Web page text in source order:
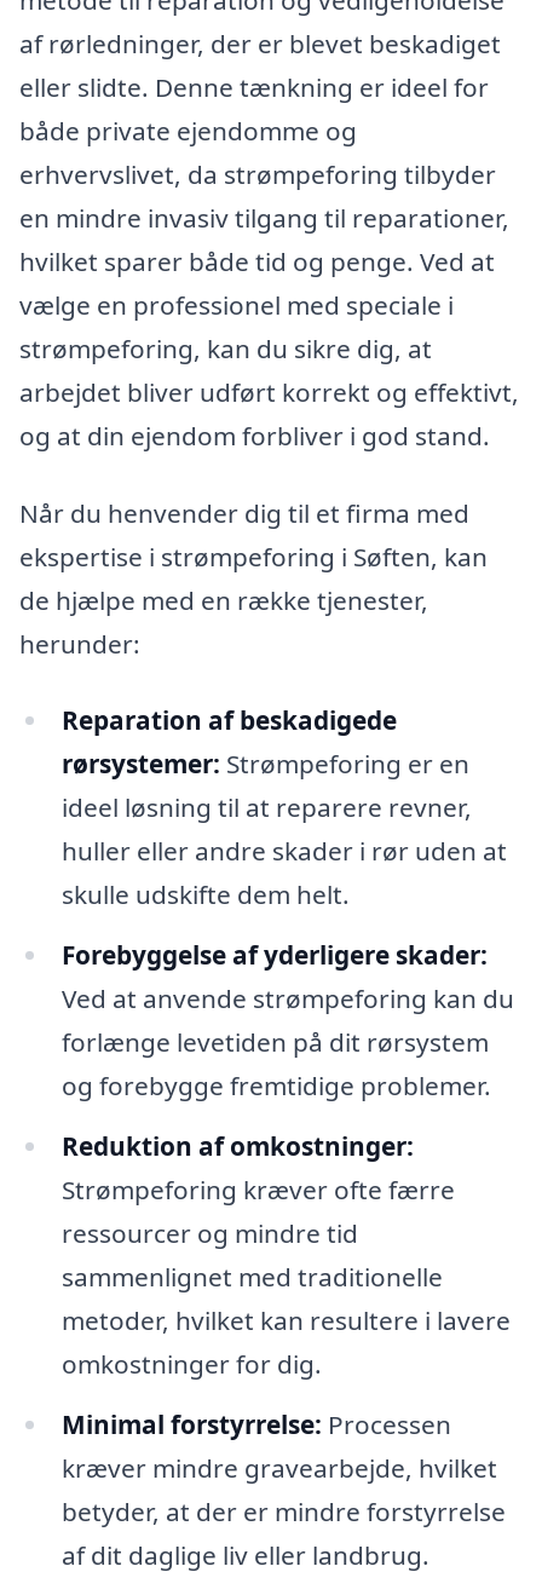
af rørledninger, der er blevet beskadiget
eller slidte. Denne tænkning er ideel for
både private ejendomme og
erhvervslivet, da strømpeforing tilbyder
en mindre invasiv tilgang til reparationer,
hvilket sparer både tid og penge. Ved at
vælge en professionel med speciale i
strømpeforing, kan du sikre dig, at
arbejdet bliver udført korrekt og effektivt,
og at din ejendom forbliver i god stand.
Når du henvender dig til et firma med
ekspertise i strømpeforing i Søften, kan
de hjælpe med en række tjenester,
herunder:
Reparation af beskadigede
rørsystemer: Strømpeforing er en
ideel løsning til at reparere revner,
huller eller andre skader i rør uden at
skulle udskifte dem helt.
Forebyggelse af yderligere skader:
Ved at anvende strømpeforing kan du
forlænge levetiden på dit rørsystem
og forebygge fremtidige problemer.
Reduktion af omkostninger:
Strømpeforing kræver ofte færre
ressourcer og mindre tid
sammenlignet med traditionelle
metoder, hvilket kan resultere i lavere
omkostninger for dig.
Minimal forstyrrelse: Processen
kræver mindre gravearbejde, hvilket
betyder, at der er mindre forstyrrelse
af dit daglige liv eller landbrug.